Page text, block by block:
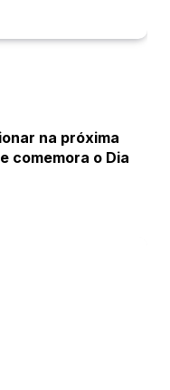
na próxima
comemora o Dia